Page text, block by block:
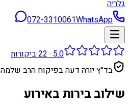
גלריה
072-3310061WhatsApp
5.0
·
22ביקורות
בד״ץ יורה דעה בפיקוח הרב
שילוב בירות באירוע